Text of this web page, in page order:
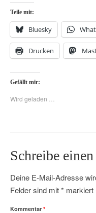
Teile mit:
Bluesky
Drucken
Gefällt mir:
Wird geladen …
Schreibe
Deine E-Mail-Adresse
Felder sind mit* markiert
Kommentar *